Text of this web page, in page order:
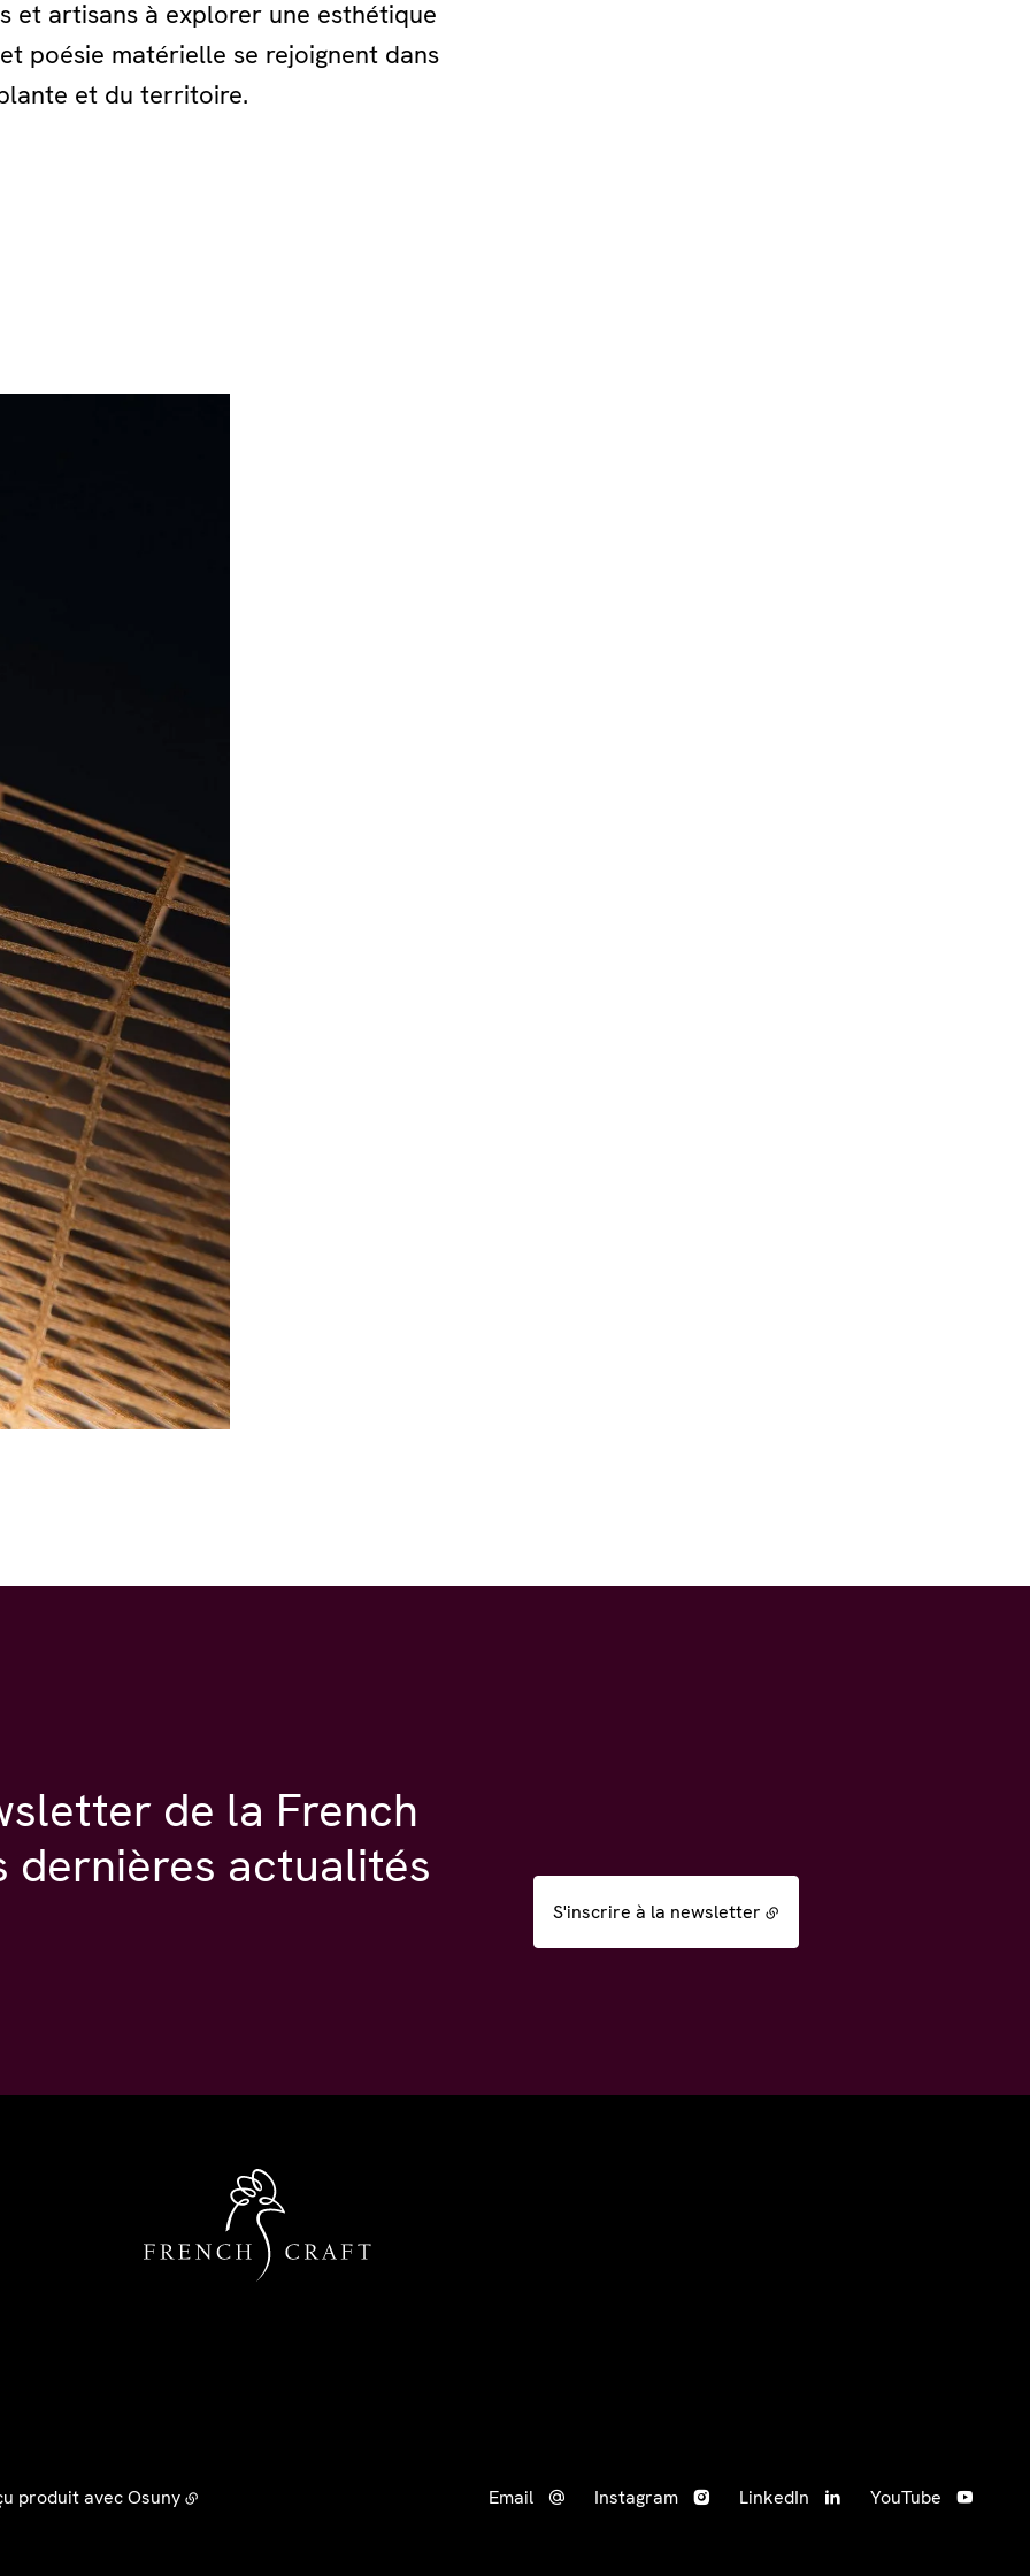
et artisans à explorer une esthétique
poésie matérielle se rejoignent dans
et du territoire.
de la French
actualités
S'inscrire à la newsletter
Email Instagram LinkedIn YouTube
produit avecOsuny